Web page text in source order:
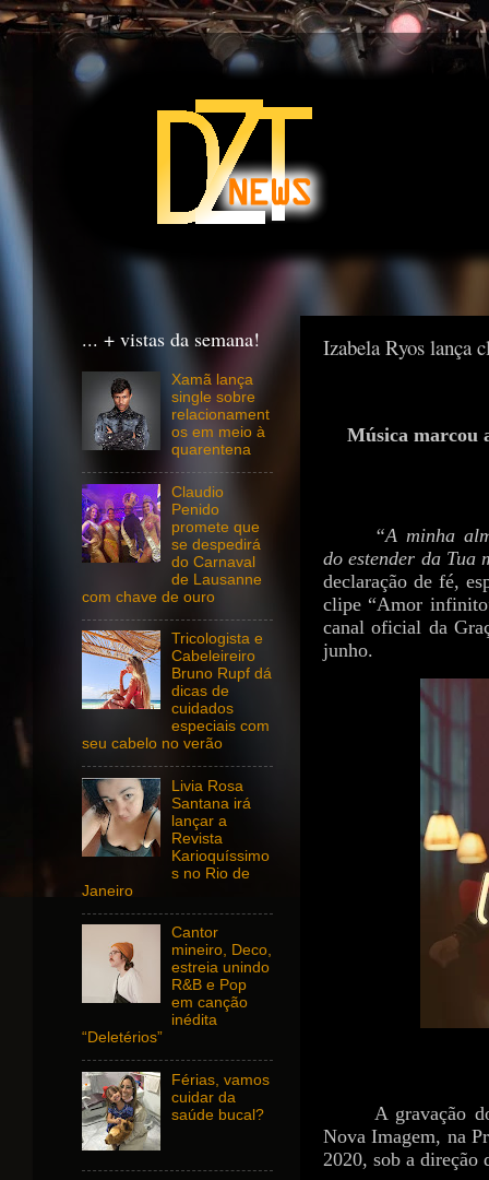
Izabela Ryos lança
Música marcou
“A minha
do estender da Tua
declaração de fé,
clipe “Amor
canal oficial da
junho.
A gravação
Nova Imagem, na
2020, sob a direção
... + vistas da semana!
Xamã lança
single sobre
relacionament
os em meio à
quarentena
Claudio
Penido
promete que
se despedirá
do Carnaval
de Lausanne
com chave de ouro
Tricologista e
Cabeleireiro
Bruno Rupf dá
dicas de
cuidados
especiais com
seu cabelo no verão
Livia Rosa
Santana irá
lançar a
Revista
Karioquíssimo
s no Rio de
Janeiro
Cantor
mineiro, Deco,
estreia unindo
R&B e Pop
em canção
inédita
“Deletérios”
Férias, vamos
cuidar da
saúde bucal?